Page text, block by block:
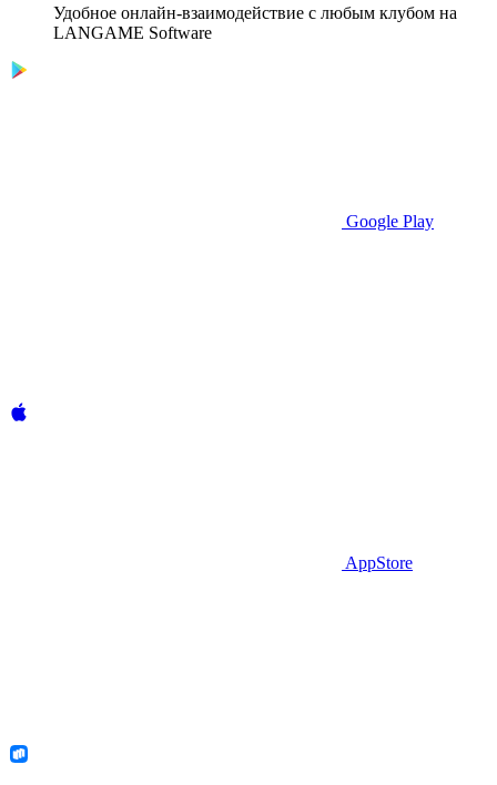
Удобное онлайн-взаимодействие с любым клубом на
LANGAME Software
Google Play
AppStore